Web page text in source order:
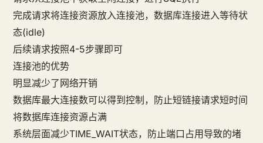
完成请求将连接资源放入连接池，数据库连接进入等待状
态(idle)
后续请求按照4-5步骤即可
连接池的优势
明显减少了网络开销
数据库最大连接数可以得到控制，防止短链接请求短时间
将数据库连接资源占满
系统层面减少TIME_WAIT状态，防止端口占用导致的堵